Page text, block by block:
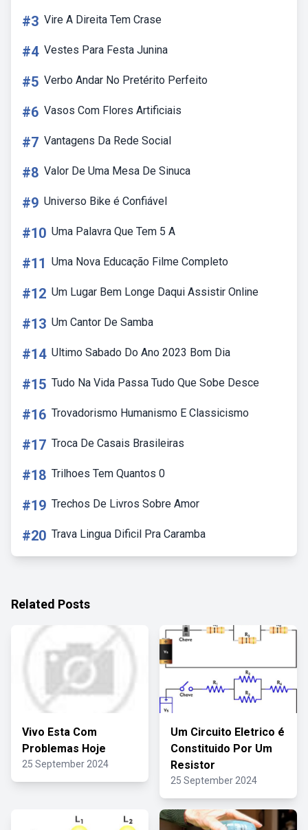
#3 Vire A Direita Tem Crase
#4 Vestes Para Festa Junina
#5 Verbo Andar No Pretérito Perfeito
#6 Vasos Com Flores Artificiais
#7 Vantagens Da Rede Social
#8 Valor De Uma Mesa De Sinuca
#9 Universo Bike é Confiável
#10 Uma Palavra Que Tem 5 A
#11 Uma Nova Educação Filme Completo
#12 Um Lugar Bem Longe Daqui Assistir Online
#13 Um Cantor De Samba
#14 Ultimo Sabado Do Ano 2023 Bom Dia
#15 Tudo Na Vida Passa Tudo Que Sobe Desce
#16 Trovadorismo Humanismo E Classicismo
#17 Troca De Casais Brasileiras
#18 Trilhoes Tem Quantos 0
#19 Trechos De Livros Sobre Amor
#20 Trava Lingua Dificil Pra Caramba
Related Posts
Vivo Esta Com
Problemas Hoje
25 September 2024
Um Circuito Eletrico é
Constituido Por Um
Resistor
25 September 2024